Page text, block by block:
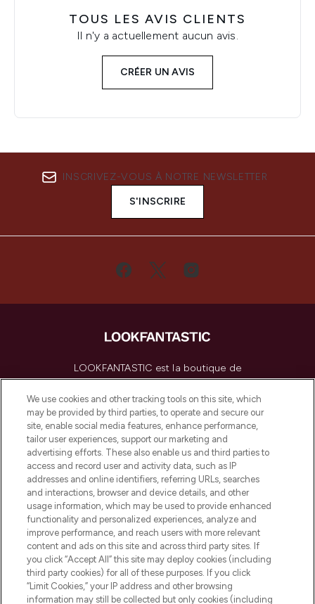
TOUS LES AVIS CLIENTS
Il n'y a actuellement aucun avis.
CRÉER UN AVIS
INSCRIVEZ-VOUS À NOTRE NEWSLETTER
S'INSCRIRE
LOOKFANTASTIC est la boutique de
beauté incontournable en Europe,
proposant les meilleurs produits de soins
de la peau, des cheveux et de maquillage
de plus de 200 marques prestigieuses.
Faites vos achats en ligne ou via
l’application, avec la livraison offerte dès
55€ d'achat.
Consentement aux cookies
Do Not Sell or Share My Personal
Information
AIDE ET INFORMATIONS
We use cookies and other tracking tools on this site, which
may be provided by third parties, to operate and secure our
site, enable social media features, enhance performance,
tailor user experiences, support our marketing and
advertising efforts. These also enable us and third parties to
access and record user and activity data, such as IP
addresses and online identifiers, referring URLs, searches
and interactions, browser and device details, and other
usage information, which may be used to provide enhanced
functionality and personalized experiences, analyze and
improve performance, and reach users with more relevant
content and ads on this site and across third party sites. If
you click “Accept All” this site may deploy cookies (including
third party cookies) for all of these purposes. If you click
“Limit Cookies,” your IP address and other browsing
information may still be collected but only cookies (including